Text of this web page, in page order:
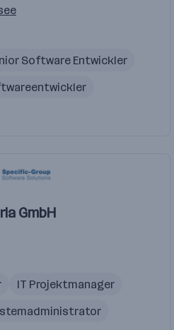
Software Entwickler
GmbH
IT Projektmanager